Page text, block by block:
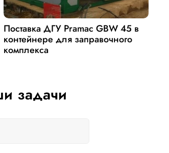
Поставка ДГУ Pramac GBW 45 в
контейнере для заправочного
комплекса
задачи